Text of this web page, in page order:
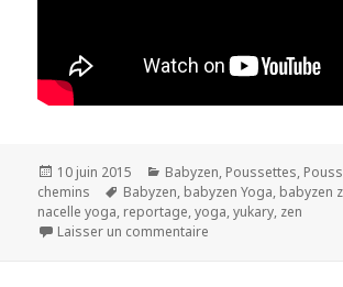
Publié
le
10 juin 2015 Catégories
Babyzen, Poussettes,
chemins
Mots-
clés
Babyzen, babyzen Yoga, babyzen
nacelle yoga, reportage,yoga,yukary, zen
Laisser un commentaire